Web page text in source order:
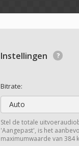
Instellingen
Bitrate:
Auto
Stel de totale
'Aangepast', is het
maximumwaarde van 384